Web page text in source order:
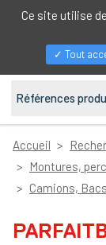
Afficher/
Accueil
Montures,
Camions,
Ce site utilise
Tout